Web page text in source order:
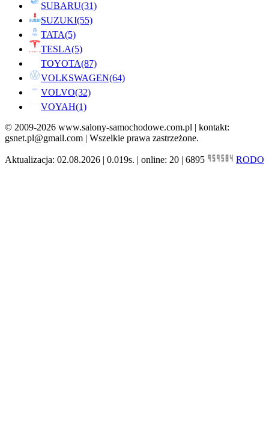
SUBARU(31)
SUZUKI(55)
TATA(5)
TESLA(5)
TOYOTA(87)
VOLKSWAGEN(64)
VOLVO(32)
VOYAH(1)
© 2009-2026 www.salony-samochodowe.com.pl | kontakt:
gsnet.pl@gmail.com | Wszelkie prawa zastrzeżone.
Aktualizacja: 02.08.2026 | 0.019s. | online: 20 | 6895 RODO